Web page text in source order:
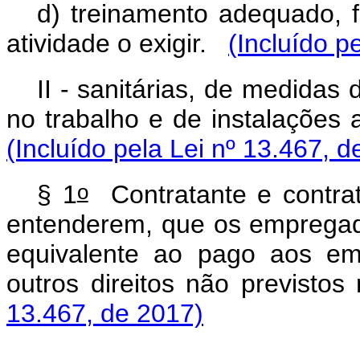
d) treinamento adequado,
atividade o exigir. (Incluído
II - sanitárias, de medidas
no trabalho e de
(Incluído pela Lei nº 13.467,
§ 1oContratante e
entenderem, que os
equivalente ao pago aos
outros direitos não
13.467, de 2017)